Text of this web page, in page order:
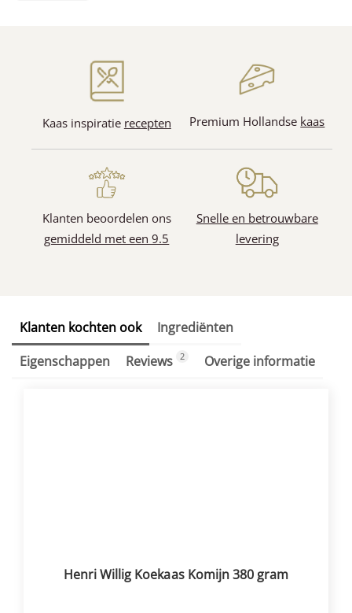
Kaas inspiratie recepten Premium Hollandse kaas
Klanten beoordelen ons
gemiddeld met een 9.5
Snelle en betrouwbare
levering
Klanten kochten ook
Ingrediënten
Eigenschappen
Reviews 2 Overige informatie
Henri Willig Koekaas Komijn 380 gram